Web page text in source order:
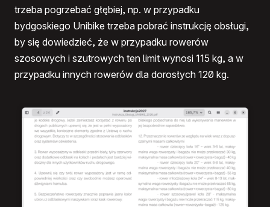
trzeba pogrzebać głębiej, np. w przypadku
bydgoskiego Unibike trzeba pobrać instrukcję obsługi,
by się dowiedzieć, że w przypadku rowerów
szosowych i szutrowych ten limit wynosi 115 kg, a w
przypadku innych rowerów dla dorosłych 120 kg.